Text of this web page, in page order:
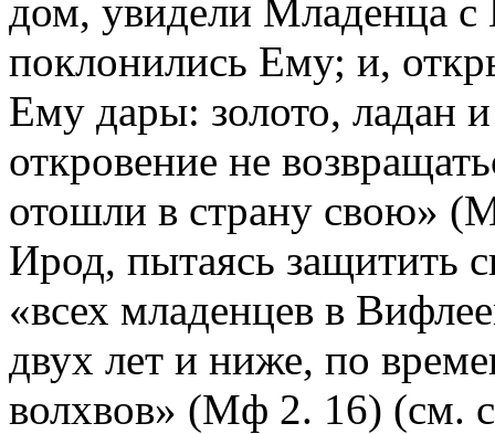
дом, увидели Младенца
поклонились Ему; и,
Ему дары: золото, ладан
откровение не
отошли в страну свою»
Ирод, пытаясь защитить
«всех младенцев в
двух лет и ниже, по
волхвов» (Мф 2. 16) (см.